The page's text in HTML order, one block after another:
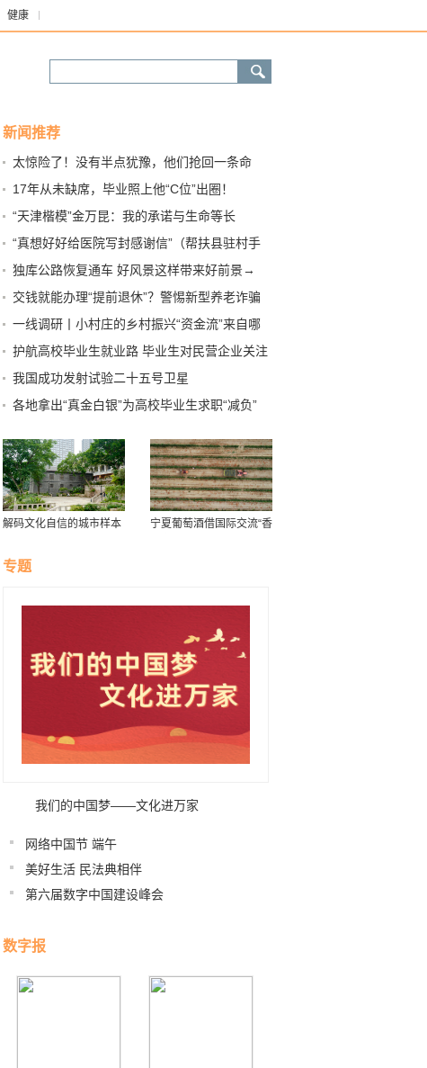
健康
新闻推荐
太惊险了！没有半点犹豫，他们抢回一条命
17年从未缺席，毕业照上他“C位”出圈！
“天津楷模”金万昆：我的承诺与生命等长
“真想好好给医院写封感谢信”（帮扶县驻村手
记）
独库公路恢复通车 好风景这样带来好前景→
交钱就能办理“提前退休”？警惕新型养老诈骗
一线调研丨小村庄的乡村振兴“资金流”来自哪
里？
护航高校毕业生就业路 毕业生对民营企业关注
重视度不断提升
我国成功发射试验二十五号卫星
各地拿出“真金白银”为高校毕业生求职“减负”
解码文化自信的城市样本
早洋行”获新生
宁夏葡萄酒借国际交流“香
专题
我们的中国梦——文化进万家
网络中国节 端午
美好生活 民法典相伴
第六届数字中国建设峰会
数字报